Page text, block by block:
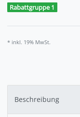
Rabattgruppe 1
* inkl. 19% MwSt.
Beschreibung